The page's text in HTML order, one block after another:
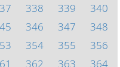
338 339
340
346 347
348
354 355
356
362 363
364